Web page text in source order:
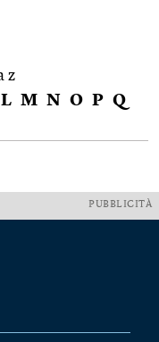
z
L M N O P Q
PUBBLICITÀ